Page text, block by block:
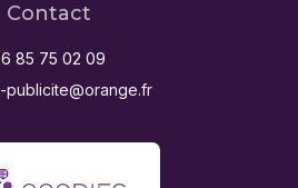
Contact
85 75 02 09
publicite@orange.fr